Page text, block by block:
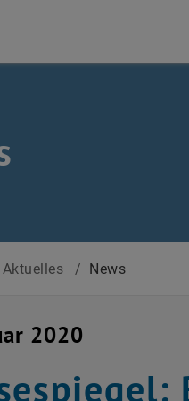
Aktuelles / News
2020